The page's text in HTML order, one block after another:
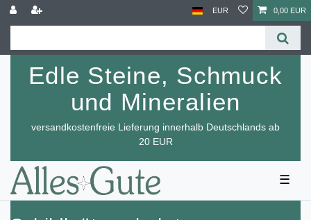
EUR 0,00 EUR
Edle Steine, Schmuck
und Mineralien
versandkostenfreie Lieferung innerhalb Deutschlands ab
20 EUR
☰